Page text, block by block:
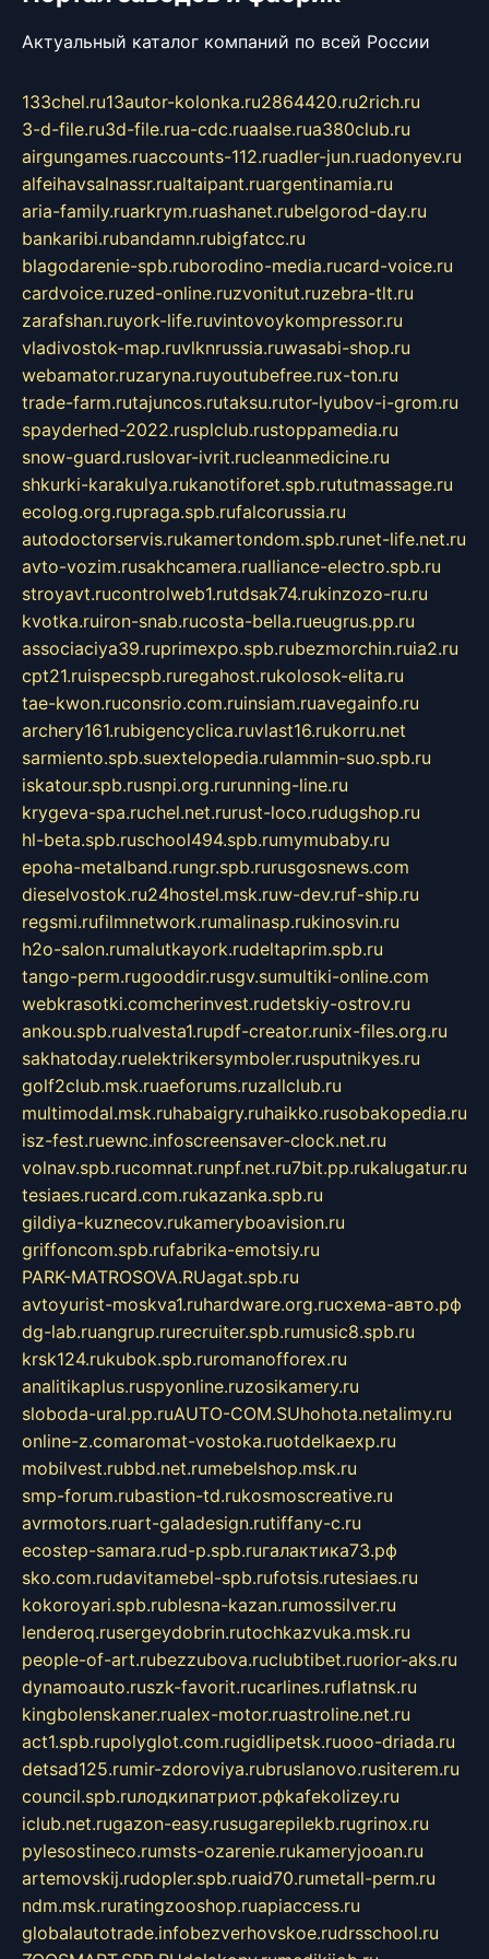
Актуальный каталог компаний по всей России
133chel.ru13autor-kolonka.ru2864420.ru2rich.ru
3-d-file.ru3d-file.rua-cdc.ruaalse.rua380club.ru
airgungames.ruaccounts-112.ruadler-jun.ruadonyev.ru
alfeihavsalnassr.rualtaipant.ruargentinamia.ru
aria-family.ruarkrym.ruashanet.rubelgorod-day.ru
bankaribi.rubandamn.rubigfatcc.ru
blagodarenie-spb.ruborodino-media.rucard-voice.ru
cardvoice.ruzed-online.ruzvonitut.ruzebra-tlt.ru
zarafshan.ruyork-life.ruvintovoykompressor.ru
vladivostok-map.ruvlknrussia.ruwasabi-shop.ru
webamator.ruzaryna.ruyoutubefree.rux-ton.ru
trade-farm.rutajuncos.rutaksu.rutor-lyubov-i-grom.ru
spayderhed-2022.rusplclub.rustoppamedia.ru
snow-guard.ruslovar-ivrit.rucleanmedicine.ru
shkurki-karakulya.rukanotiforet.spb.rututmassage.ru
ecolog.org.rupraga.spb.rufalcorussia.ru
autodoctorservis.rukamertondom.spb.runet-life.net.ru
avto-vozim.rusakhcamera.rualliance-electro.spb.ru
stroyavt.rucontrolweb1.rutdsak74.rukinzozo-ru.ru
kvotka.ruiron-snab.rucosta-bella.rueugrus.pp.ru
associaciya39.ruprimexpo.spb.rubezmorchin.ruia2.ru
cpt21.ruispecspb.ruregahost.rukolosok-elita.ru
tae-kwon.ruconsrio.com.ruinsiam.ruavegainfo.ru
archery161.rubigencyclica.ruvlast16.rukorru.net
sarmiento.spb.suextelopedia.rulammin-suo.spb.ru
iskatour.spb.rusnpi.org.rurunning-line.ru
krygeva-spa.ruchel.net.rurust-loco.rudugshop.ru
hl-beta.spb.ruschool494.spb.rumymubaby.ru
epoha-metalband.rungr.spb.rurusgosnews.com
dieselvostok.ru24hostel.msk.ruw-dev.ruf-ship.ru
regsmi.rufilmnetwork.rumalinasp.rukinosvin.ru
h2o-salon.rumalutkayork.rudeltaprim.spb.ru
tango-perm.rugooddir.rusgv.sumultiki-online.com
webkrasotki.comcherinvest.rudetskiy-ostrov.ru
ankou.spb.rualvesta1.rupdf-creator.runix-files.org.ru
sakhatoday.ruelektrikersymboler.rusputnikyes.ru
golf2club.msk.ruaeforums.ruzallclub.ru
multimodal.msk.ruhabaigry.ruhaikko.rusobakopedia.ru
isz-fest.ruewnc.infoscreensaver-clock.net.ru
volnav.spb.rucomnat.runpf.net.ru7bit.pp.rukalugatur.ru
tesiaes.rucard.com.rukazanka.spb.ru
gildiya-kuznecov.rukameryboavision.ru
griffoncom.spb.rufabrika-emotsiy.ru
PARK-MATROSOVA.RUagat.spb.ru
avtoyurist-moskva1.ruhardware.org.ruсхема-авто.рф
dg-lab.ruangrup.rurecruiter.spb.rumusic8.spb.ru
krsk124.rukubok.spb.ruromanofforex.ru
analitikaplus.ruspyonline.ruzosikamery.ru
sloboda-ural.pp.ruAUTO-COM.SUhohota.netalimy.ru
online-z.comaromat-vostoka.ruotdelkaexp.ru
mobilvest.rubbd.net.rumebelshop.msk.ru
smp-forum.rubastion-td.rukosmoscreative.ru
avrmotors.ruart-galadesign.rutiffany-c.ru
ecostep-samara.rud-p.spb.ruгалактика73.рф
sko.com.rudavitamebel-spb.rufotsis.rutesiaes.ru
kokoroyari.spb.rublesna-kazan.rumossilver.ru
lenderoq.rusergeydobrin.rutochkazvuka.msk.ru
people-of-art.rubezzubova.ruclubtibet.ruorior-aks.ru
dynamoauto.ruszk-favorit.rucarlines.ruflatnsk.ru
kingbolenskaner.rualex-motor.ruastroline.net.ru
act1.spb.rupolyglot.com.rugidlipetsk.ruooo-driada.ru
detsad125.rumir-zdoroviya.rubruslanovo.rusiterem.ru
council.spb.ruлодкипатриот.рфkafekolizey.ru
iclub.net.rugazon-easy.rusugarepilekb.rugrinox.ru
pylesostineco.rumsts-ozarenie.rukameryjooan.ru
artemovskij.rudopler.spb.ruaid70.rumetall-perm.ru
ndm.msk.ruratingzooshop.ruapiaccess.ru
globalautotrade.infobezverhovskoe.rudrsschool.ru